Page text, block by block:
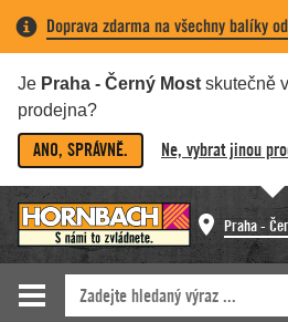
Doprava zdarma na všechny balíky
Je Praha - Černý Most skutečně
prodejna?
ANO, SPRÁVNĚ. Ne, vybrat jinou
Praha -